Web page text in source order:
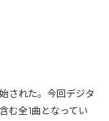
始された。今回デジタ
む全1曲となってい